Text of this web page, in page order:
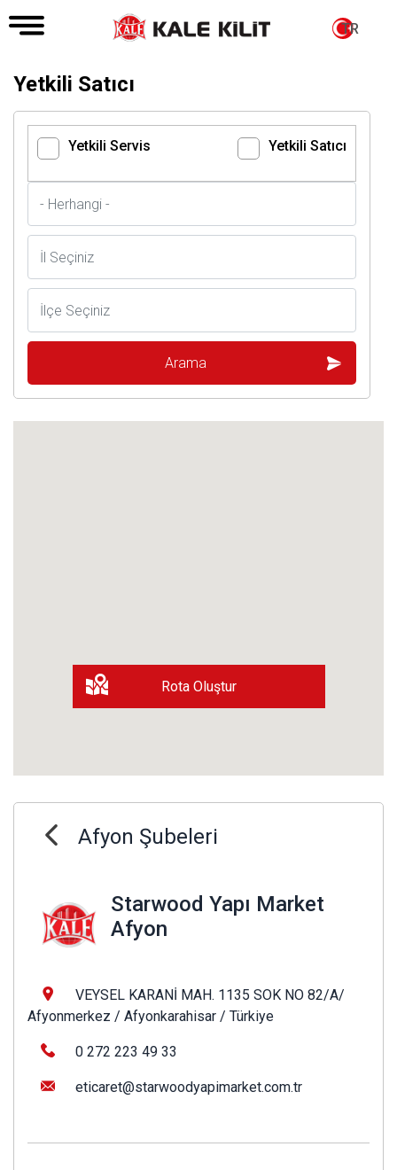
TR
Yetkili Satıcı
Yetkili Servis Yetkili Satıcı
Rota Oluştur
Afyon Şubeleri
Starwood Yapı Market
Afyon
VEYSEL KARANİ MAH. 1135 SOK NO 82/A/
Afyonmerkez / Afyonkarahisar / Türkiye
0 272 223 49 33
eticaret@starwoodyapimarket.com.tr